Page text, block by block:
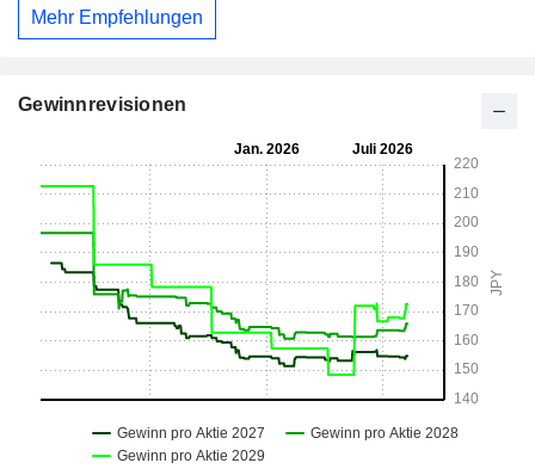
Mehr Empfehlungen
Gewinnrevisionen